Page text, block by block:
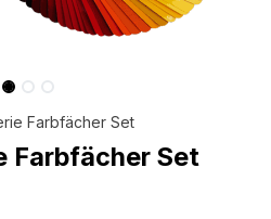
Farbfächer Set
Farbfächer Set